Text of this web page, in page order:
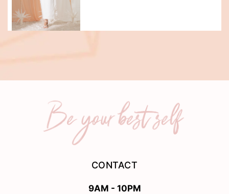
CONTACT
9AM - 10PM